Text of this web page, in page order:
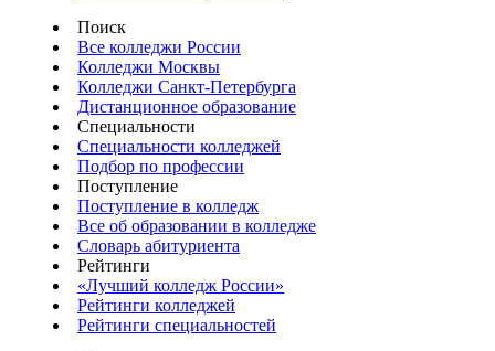
Поиск
Все колледжи России
Колледжи Москвы
Колледжи Санкт-Петербурга
Дистанционное образование
Специальности
Специальности колледжей
Подбор по профессии
Поступление
Поступление в колледж
Все об образовании в колледже
Словарь абитуриента
Рейтинги
«Лучший колледж России»
Рейтинги колледжей
Рейтинги специальностей